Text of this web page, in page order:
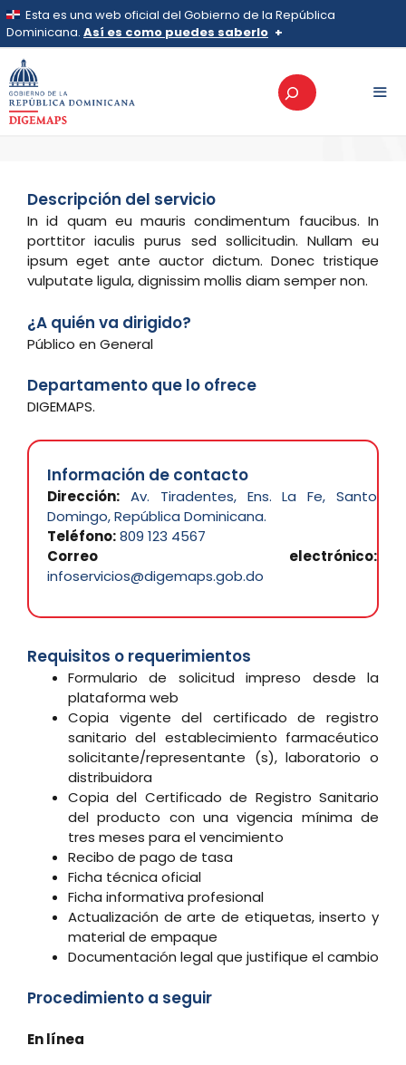
Saltar
al
contenido
Esta es una web oficial del Gobierno de la República
Dominicana. Así es como puedes saberlo
Un sitio .gob.do, .gov.do o .mil.do significa que pertenece a una
organización oficial del Estado dominicano.
Un candado () o https:// significa que estás conectado a un
sitio seguro dentro de .gob.do o .gov.do. Comparte
información confidencial solo en este tipo de sitios.
Buscar
>Servicios>Modificación de Razón Social
Modificación de Razón
Social
Descripción del servicio
In id quam eu mauris condimentum faucibus. In
porttitor iaculis purus sed sollicitudin. Nullam eu
ipsum eget ante auctor dictum. Donec tristique
vulputate ligula, dignissim mollis diam semper non.
¿A quién va dirigido?
Público en General
Departamento que lo ofrece
DIGEMAPS.
Información de contacto
Dirección: Av. Tiradentes, Ens. La Fe, Santo
Domingo, República Dominicana.
Teléfono:809 123 4567
Correo electrónico:
infoservicios@digemaps.gob.do
Requisitos o requerimientos
Formulario de solicitud impreso desde la
plataforma web
Copia vigente del certificado de registro
sanitario del establecimiento farmacéutico
solicitante/representante (s), laboratorio o
distribuidora
Copia del Certificado de Registro Sanitario
del producto con una vigencia mínima de
tres meses para el vencimiento
Recibo de pago de tasa
Ficha técnica oficial
Ficha informativa profesional
Actualización de arte de etiquetas, inserto y
material de empaque
Documentación legal que justifique el cambio
Procedimiento a seguir
En línea